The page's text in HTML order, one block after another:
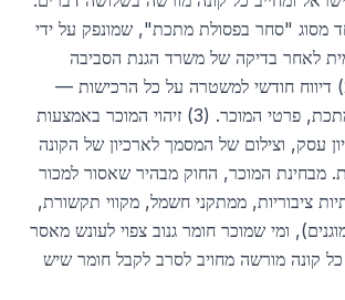
מסוג "סחר בפסולת מתכת", שמונפק על ידי
לאחר בדיקה של משרד הגנת הסביבה
ומשטרת ישראל. (2) דיווח חודשי למשטרה על כל הרכישות —
כמות, מקור, סוג המתכת, פרטי המוכר. (3) זיהוי המוכר באמצעות
עסק, וצילום של המסמך לארכיון של הקונה
לפחות. מבחינת המוכר, החוק מבהיר שאסור למכור
ציבוריות, ממתקני חשמל, מקווי תקשורת,
ומי שמוכר חומר גנוב צפוי לעונש מאסר
לכן כל קונה מורשה מחויב לסרב לקבל חומר שיש